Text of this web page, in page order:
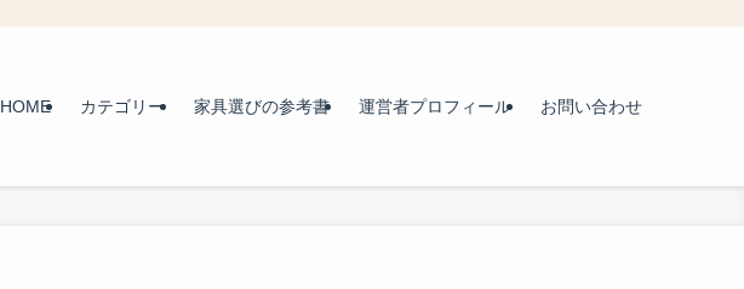
HOME カテゴリー 家具選びの参考書 運営者プロフィール お問い合わせ